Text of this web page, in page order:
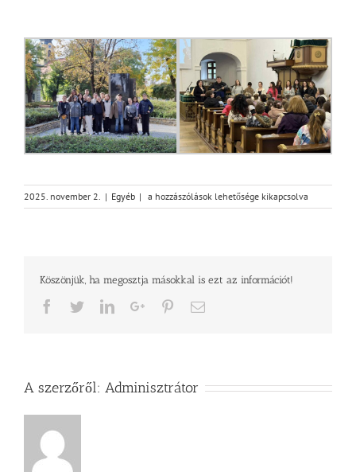
2025. november 2. | Egyéb | Beszámoló
a
reformációs
bejegyzéshez
a hozzászólások lehetősége kikapcsolva
Köszönjük, ha megosztja másokkal is ezt az információt!
Facebook
TwitterLinkedInGoogle+PinterestEmail
A szerzőről: Adminisztrátor